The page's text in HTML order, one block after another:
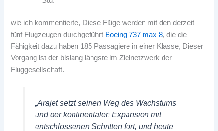
wie ich kommentierte, Diese Flüge werden mit den derzeit
fünf Flugzeugen durchgeführt Boeing 737 max 8, die die
Fähigkeit dazu haben 185 Passagiere in einer Klasse, Dieser
Vorgang ist der bislang längste im Zielnetzwerk der
Fluggesellschaft.
„Arajet setzt seinen Weg des Wachstums
und der kontinentalen Expansion mit
entschlossenen Schritten fort, und heute